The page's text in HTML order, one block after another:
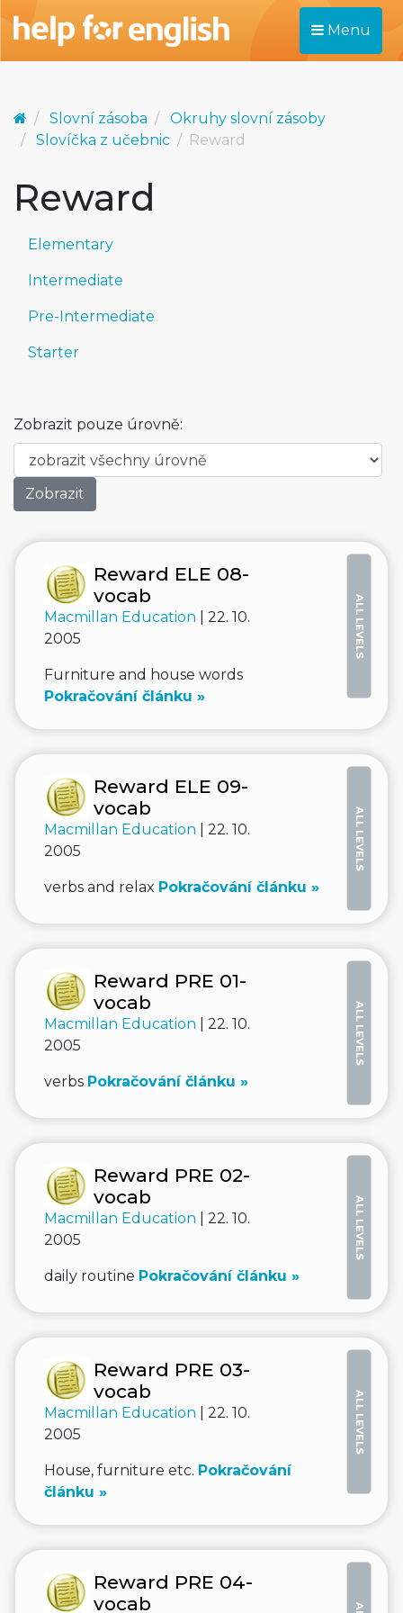
Menu
Slovní zásoba
Okruhy slovní zásoby
Slovíčka z učebnic
Reward
Reward
Elementary
Intermediate
Pre-Intermediate
Starter
Zobrazit pouze úrovně:
ALL LEVELS
Reward ELE 08-
vocab
Macmillan Education
| 22. 10.
2005
Furniture and house words
Pokračování článku »
ALL LEVELS
Reward ELE 09-
vocab
Macmillan Education
| 22. 10.
2005
verbs and relax Pokračování článku »
ALL LEVELS
Reward PRE 01-
vocab
Macmillan Education
| 22. 10.
2005
verbs Pokračování článku »
ALL LEVELS
Reward PRE 02-
vocab
Macmillan Education
| 22. 10.
2005
daily routine Pokračování článku »
ALL LEVELS
Reward PRE 03-
vocab
Macmillan Education
| 22. 10.
2005
House, furniture etc. Pokračování
článku »
Reward PRE 04-
vocab